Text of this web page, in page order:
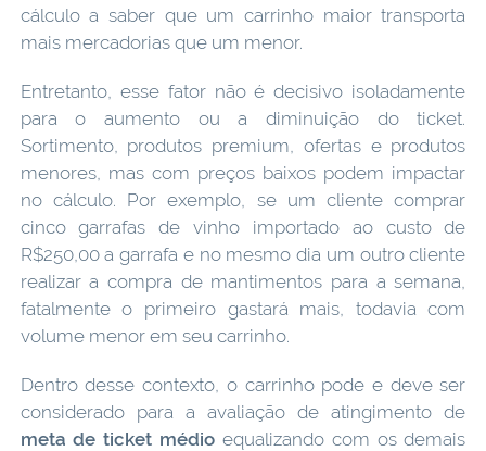
cálculo a saber que um carrinho maior transporta
mais mercadorias que um menor.
Entretanto, esse fator não é decisivo isoladamente
para o aumento ou a diminuição do ticket.
Sortimento, produtos premium, ofertas e produtos
menores, mas com preços baixos podem impactar
no cálculo. Por exemplo, se um cliente comprar
cinco garrafas de vinho importado ao custo de
R$250,00 a garrafa e no mesmo dia um outro cliente
realizar a compra de mantimentos para a semana,
fatalmente o primeiro gastará mais, todavia com
volume menor em seu carrinho.
Dentro desse contexto, o carrinho pode e deve ser
considerado para a avaliação de atingimento de
meta de ticket médio equalizando com os demais